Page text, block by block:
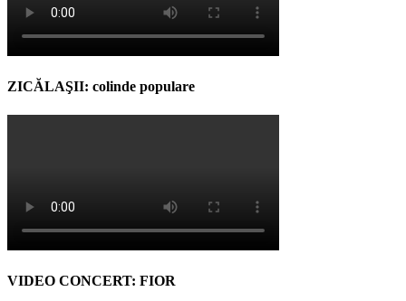
ZICĂLAŞII: colinde populare
VIDEO CONCERT: FIOR